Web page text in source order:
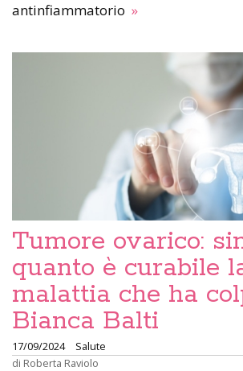
antinfiammatorio »
Tumore ovarico:
quanto è curabile
malattia che ha
Bianca Balti
17/09/2024
Salute
di Roberta Raviolo